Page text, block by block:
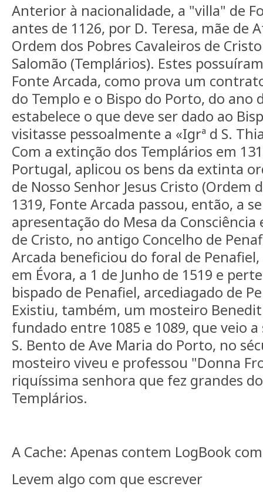
Anterior à nacionalidade, a "villa" de
antes de 1126, por D. Teresa, mãe de
Ordem dos Pobres Cavaleiros de
Salomão (Templários). Estes
Fonte Arcada, como prova um
do Templo e o Bispo do Porto, do ano
estabelece o que deve ser dado ao
visitasse pessoalmente a «Igrª d S.
Com a extinção dos Templários em
Portugal, aplicou os bens da extinta
de Nosso Senhor Jesus Cristo (Ordem
1319, Fonte Arcada passou, então, a
apresentação do Mesa da
de Cristo, no antigo Concelho de
Arcada beneficiou do foral de
em Évora, a 1 de Junho de 1519 e
bispado de Penafiel, arcediagado de
Existiu, também, um mosteiro
fundado entre 1085 e 1089, que veio
S. Bento de Ave Maria do Porto, no
mosteiro viveu e professou "Donna
riquíssima senhora que fez grandes
Templários.
A Cache: Apenas contem LogBook
Levem algo com que escrever